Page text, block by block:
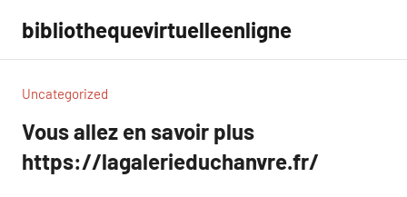
contenu
bibliothequevirtuelleenligne
Uncategorized
Vous allez en savoir plus
https://lagalerieduchanvre.fr/